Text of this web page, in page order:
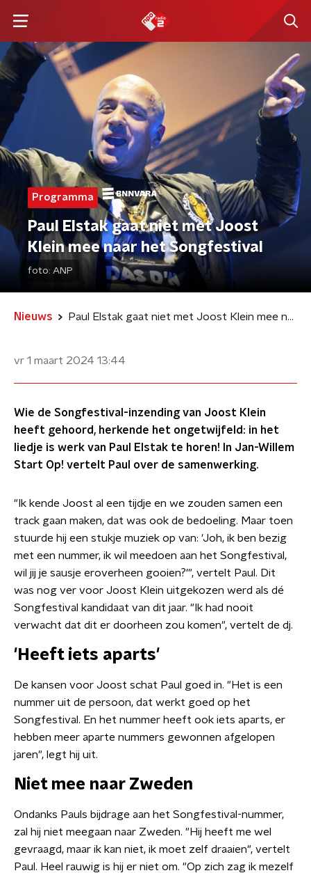
Programma
Paul Elstak gaat niet met Joost
Klein mee naar het Songfestival
foto: ANP
Nieuws Paul Elstak gaat niet met Joost Klein mee naar het Songfestival
vr 1 maart 2024 13:44
Wie de Songfestival-inzending van Joost Klein
heeft gehoord, herkende het ongetwijfeld: in het
liedje is werk van Paul Elstak te horen! In Jan-Willem
Start Op! vertelt Paul over de samenwerking.
"Ik kende Joost al een tijdje en we zouden samen een
track gaan maken, dat was ook de bedoeling. Maar toen
stuurde hij een stukje muziek op van: 'Joh, ik ben bezig
met een nummer, ik wil meedoen aan het Songfestival,
wil jij je sausje eroverheen gooien?'", vertelt Paul. Dit
was nog ver voor Joost Klein uitgekozen werd als dé
Songfestival kandidaat van dit jaar. "Ik had nooit
verwacht dat dit er doorheen zou komen", vertelt de dj.
'Heeft iets aparts'
De kansen voor Joost schat Paul goed in. "Het is een
nummer uit de persoon, dat werkt goed op het
Songfestival. En het nummer heeft ook iets aparts, er
hebben meer aparte nummers gewonnen afgelopen
jaren", legt hij uit.
Niet mee naar Zweden
Ondanks Pauls bijdrage aan het Songfestival-nummer,
zal hij niet meegaan naar Zweden. "Hij heeft me wel
gevraagd, maar ik kan niet, ik moet zelf draaien", vertelt
Paul. Heel rauwig is hij er niet om. "Op zich zag ik mezelf